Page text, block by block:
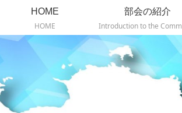
HOME
HOME
部会の紹介
Introduction to the